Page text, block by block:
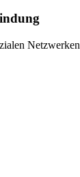
Netzwerken